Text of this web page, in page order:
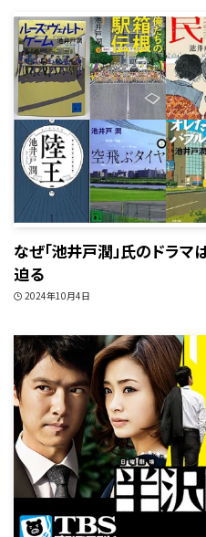
なぜ「池井戸潤」氏のドラマ
迫る
2024年10月4日